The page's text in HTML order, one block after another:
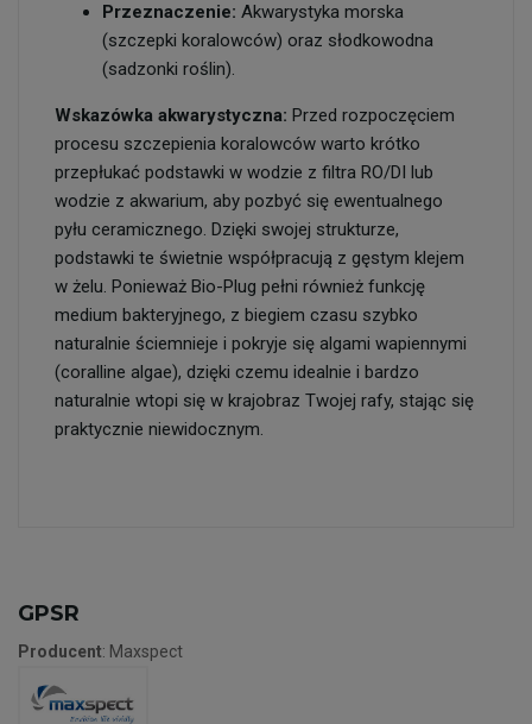
Przeznaczenie: Akwarystyka morska
(szczepki koralowców) oraz słodkowodna
(sadzonki roślin).
Wskazówka akwarystyczna: Przed rozpoczęciem
procesu szczepienia koralowców warto krótko
przepłukać podstawki w wodzie z filtra RO/DI lub
wodzie z akwarium, aby pozbyć się ewentualnego
pyłu ceramicznego. Dzięki swojej strukturze,
podstawki te świetnie współpracują z gęstym klejem
w żelu. Ponieważ Bio-Plug pełni również funkcję
medium bakteryjnego, z biegiem czasu szybko
naturalnie ściemnieje i pokryje się algami wapiennymi
(coralline algae), dzięki czemu idealnie i bardzo
naturalnie wtopi się w krajobraz Twojej rafy, stając się
praktycznie niewidocznym.
GPSR
Producent: Maxspect